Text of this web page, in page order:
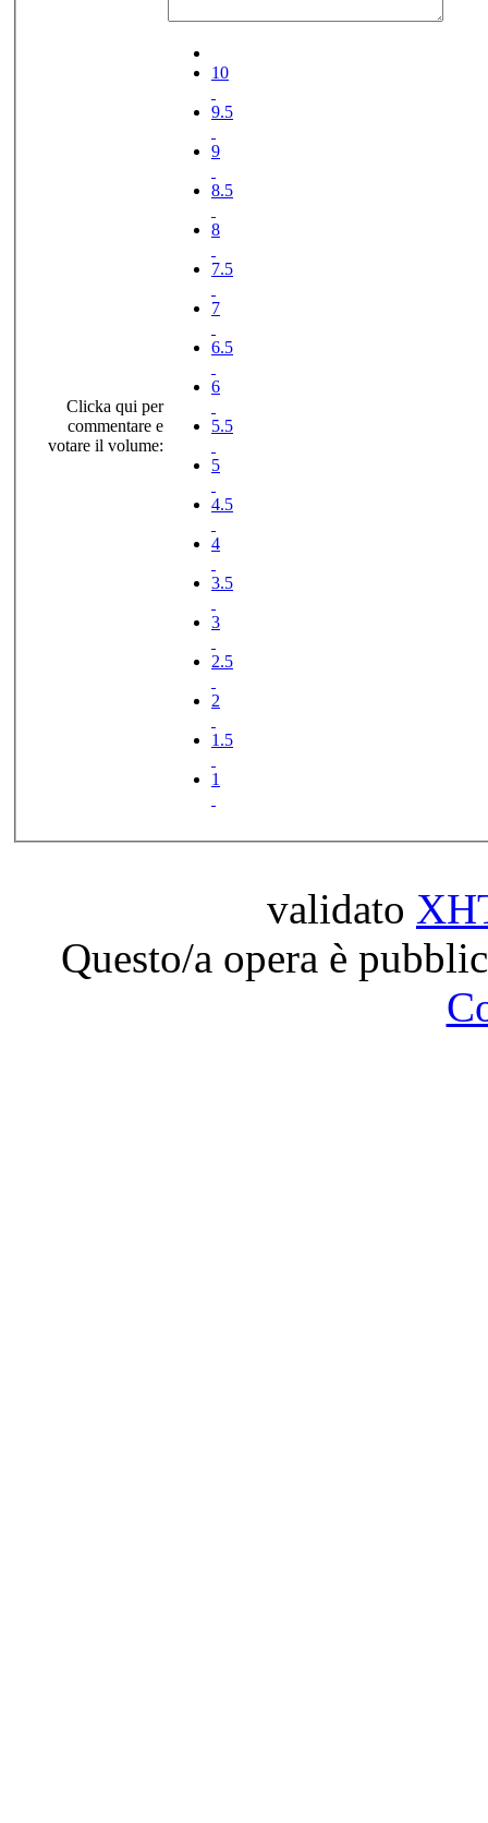
Clicka qui per
commentare e
votare il volume:
10
9.5
9
8.5
8
7.5
7
6.5
6
5.5
5
4.5
4
3.5
3
2.5
2
1.5
1
validato
Questo/a opera è